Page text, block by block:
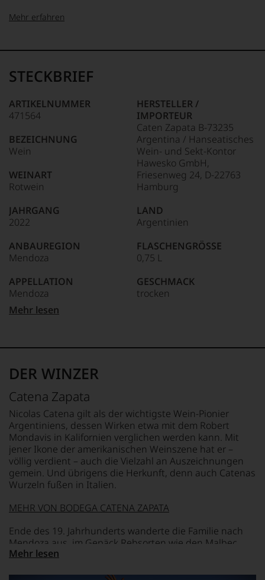
95–98 Punkte:
90–94 Punkte:
Unter 85 Punkte:
Name
Tesdorpf
für
»Fine
für
die
edlen
Weine
der
Welt,
kaum
ein
Das
dokumentieren
auch
und
gerade
mit
Medaillen
Weinjournalisten
Fachpublikationen
unseren
Aussendungen
oder
in
unserem
Webshop,
um
unterstreichen,
welch
hohem
Niveau
unsere
Mehr erfahren
STECKBRIEF
ARTIKELNUMMER
471564
BEZEICHNUNG
Wein
WEINART
Rotwein
JAHRGANG
2022
ANBAUREGION
Mendoza
APPELLATION
Mendoza
REBSORTEN
TRINKTEMPERATUR
13,5 % Vol.
LAGERPOTENTIAL
2043
VERSCHLUSS
Naturkorken
enthält Sulfite
HERSTELLER /
IMPORTEUR
Caten Zapata B-73235
Argentina / Hanseatisches
Wein- und Sekt-Kontor
Hawesko GmbH,
Friesenweg 24, D-22763
Hamburg
LAND
Argentinien
FLASCHENGRÖSSE
0,75 L
GESCHMACK
trocken
FETT
0 g
davon Zucker: 0 g
EIWEISS
0 g
SALZ
0 g
Mehr lesen
DER WINZER
Catena Zapata
Nicolas Catena gilt als der wichtigste Wein-Pionier
Argentiniens, dessen Wirken etwa mit dem Robert
Mondavis in Kalifornien verglichen werden kann. Mit
jener Ikone der amerikanischen Weinszene hat er –
völlig verdient – auch die Vielzahl an Auszeichnungen
gemein. Und übrigens die Herkunft, denn auch Catenas
Wurzeln fußen in Italien.
MEHR VON BODEGA CATENA ZAPATA
Ende des 19. Jahrhunderts wanderte die Familie nach
Mendoza aus, im Gepäck Rebsorten wie den Malbec,
der dank Nicolas Catenas Engagement die Grundlage
Mehr lesen